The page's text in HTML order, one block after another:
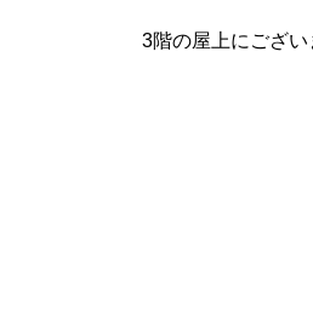
3階の屋上にござ